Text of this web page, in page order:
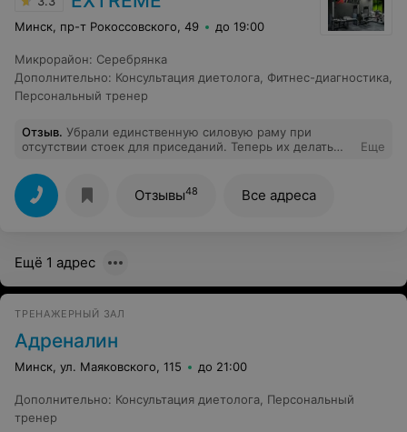
Минск, пр-т Рокоссовского, 49 до 19:00
Микрорайон: Серебрянка
Дополнительно: Консультация диетолога Фитнес-диагностика
Персональный тренер
Отзыв. Убрали единственную силовую раму при
отсутствии стоек для приседаний. Теперь их делать
Еще
Отзывы48 Все адреса
Ещё 1 адрес
ТРЕНАЖЕРНЫЙ ЗАЛ
Адреналин
Минск, ул. Маяковского, 115 до 21:00
Дополнительно: Консультация диетолога Персональный
тренер